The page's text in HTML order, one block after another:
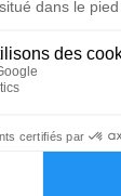
Place de